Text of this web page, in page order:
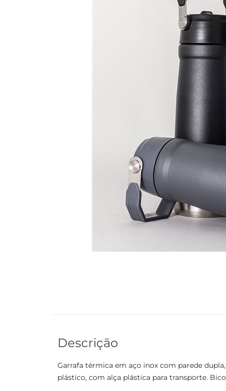
Descrição
Garrafa térmica em aço inox com parede
plástico, com alça plástica para transporte.